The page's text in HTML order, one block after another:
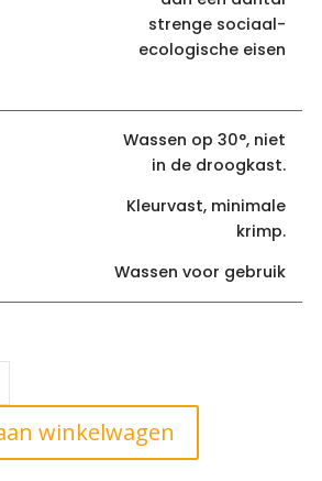
strenge sociaal-
ecologische eisen
Wassen op 30°, niet
in de droogkast.
Kleurvast, minimale
krimp.
Wassen voor gebruik
winkelwagen